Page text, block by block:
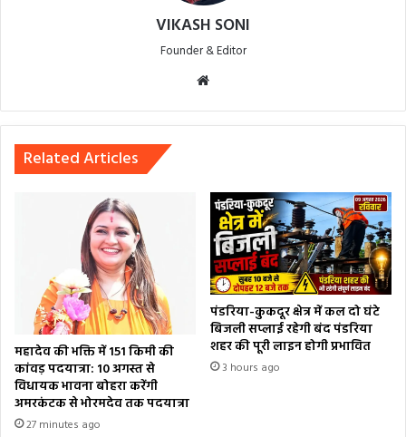
VIKASH SONI
Founder & Editor
Related Articles
महादेव की भक्ति में 151 किमी की
कांवड़ पदयात्रा: 10 अगस्त से
विधायक भावना बोहरा करेंगी
अमरकंटक से भोरमदेव तक पदयात्रा
27 minutes ago
पंडरिया-कुकदूर क्षेत्र में कल दो घंटे
बिजली सप्लाई रहेगी बंद पंडरिया
शहर की पूरी लाइन होगी प्रभावित
3 hours ago